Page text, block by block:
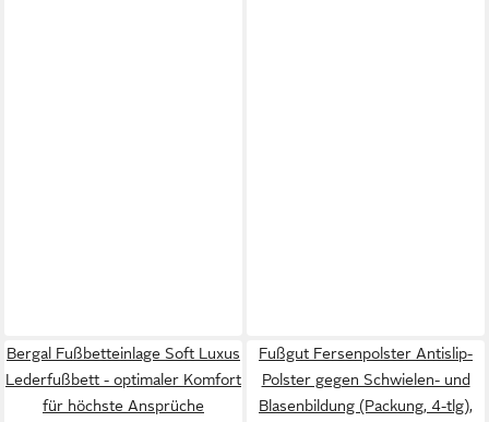
Bergal Fußbetteinlage Soft Luxus
Lederfußbett - optimaler Komfort
für höchste Ansprüche
Fußgut Fersenpolster Antislip-
Polster gegen Schwielen- und
Blasenbildung (Packung, 4-tlg),